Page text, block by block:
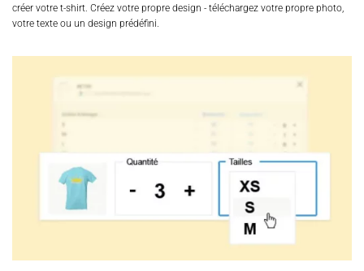
créer votre t-shirt. Créez votre propre design - téléchargez votre propre photo,
votre texte ou un design prédéfini.